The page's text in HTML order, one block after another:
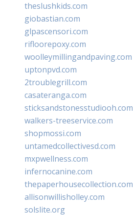
theslushkids.com
giobastian.com
glpascensori.com
rifloorepoxy.com
woolleymillingandpaving.com
uptonpvd.com
2troublegrill.com
casateranga.com
sticksandstonesstudiooh.com
walkers-treeservice.com
shopmossi.com
untamedcollectivesd.com
mxpwellness.com
infernocanine.com
thepaperhousecollection.com
allisonwillisholley.com
solslite.org